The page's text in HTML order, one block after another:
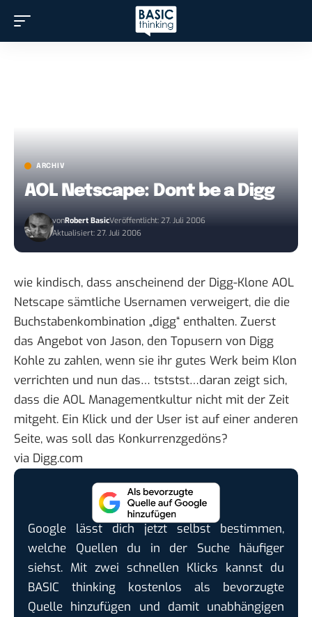
ARCHIV
AOL Netscape: Dont be a Digg
vonRobert BasicVeröffentlicht: 27. Juli 2006
Aktualisiert: 27. Juli 2006
wie kindisch, dass anscheinend der Digg-Klone AOL
Netscape sämtliche Usernamen verweigert, die die
Buchstabenkombination „digg“ enthalten. Zuerst
das Angebot von Jason, den Topusern von Digg
Kohle zu zahlen, wenn sie ihr gutes Werk beim Klon
verrichten und nun das… tststst…daran zeigt sich,
dass die AOL Managementkultur nicht mit der Zeit
mitgeht. Ein Klick und der User ist auf einer anderen
Seite, was soll das Konkurrenzgedöns?
via Digg.com
Google lässt dich jetzt selbst bestimmen,
welche Quellen du in der Suche häufiger
siehst. Mit zwei schnellen Klicks kannst du
BASIC thinking kostenlos als bevorzugte
Quelle hinzufügen und damit unabhängigen